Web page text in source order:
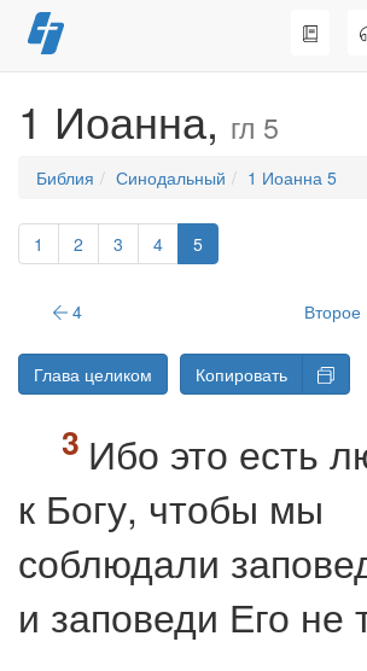
Перейти
к
1 Иоанна, гл 5
Библия Синодальный 1 Иоанна 5
1 2 3 4 5
4
Глава целиком Копировать
Ибо это есть
к Богу, чтобы мы
соблюдали
и заповеди Его не